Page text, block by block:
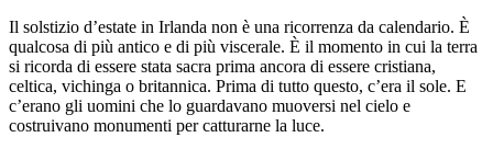
Il solstizio d’estate in Irlanda non è una ricorrenza da calendario. È
qualcosa di più antico e di più viscerale. È il momento in cui la terra
si ricorda di essere stata sacra prima ancora di essere cristiana,
celtica, vichinga o britannica. Prima di tutto questo, c’era il sole. E
c’erano gli uomini che lo guardavano muoversi nel cielo e
costruivano monumenti per catturarne la luce.